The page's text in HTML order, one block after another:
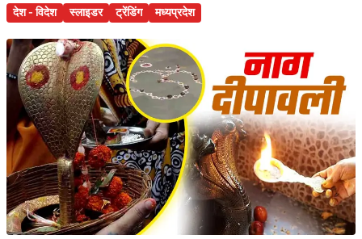
देश - विदेश स्लाइडर ट्रेंडिंग मध्यप्रदेश